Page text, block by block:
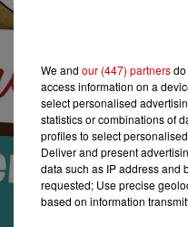
We and our (447) partners
access information on a
select personalised
statistics or combinations of
profiles to select
Deliver and present
data such as IP address and
requested; Use precise
based on information